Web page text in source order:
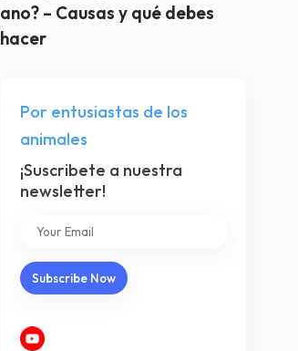
ano? – Causas y qué debes
hacer
Por entusiastas de los
animales
¡Suscribete a nuestra
newsletter!